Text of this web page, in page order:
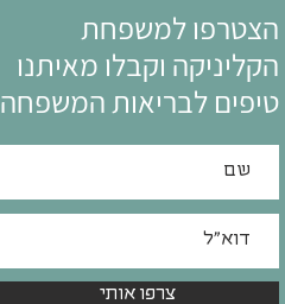
הצטרפו למשפחת
הקליניקה וקבלו מאיתנו
טיפים לבריאות המשפחה
צרפו אותי